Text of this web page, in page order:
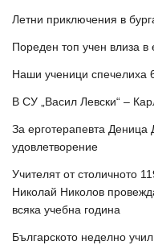
Летни приключения в
Пореден топ учен влиза в
Наши ученици спечелиха
В СУ „Васил Левски“ –
За ерготерапевта Деница
удовлетворение
Учителят от столичното
Николай Николов
всяка учебна година
Българското неделно